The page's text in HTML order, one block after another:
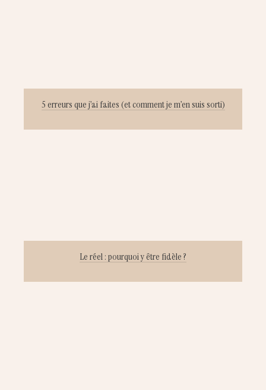
5 erreurs que j’ai faites (et comment je m’en suis sorti)
Le réel : pourquoi y être fidèle ?